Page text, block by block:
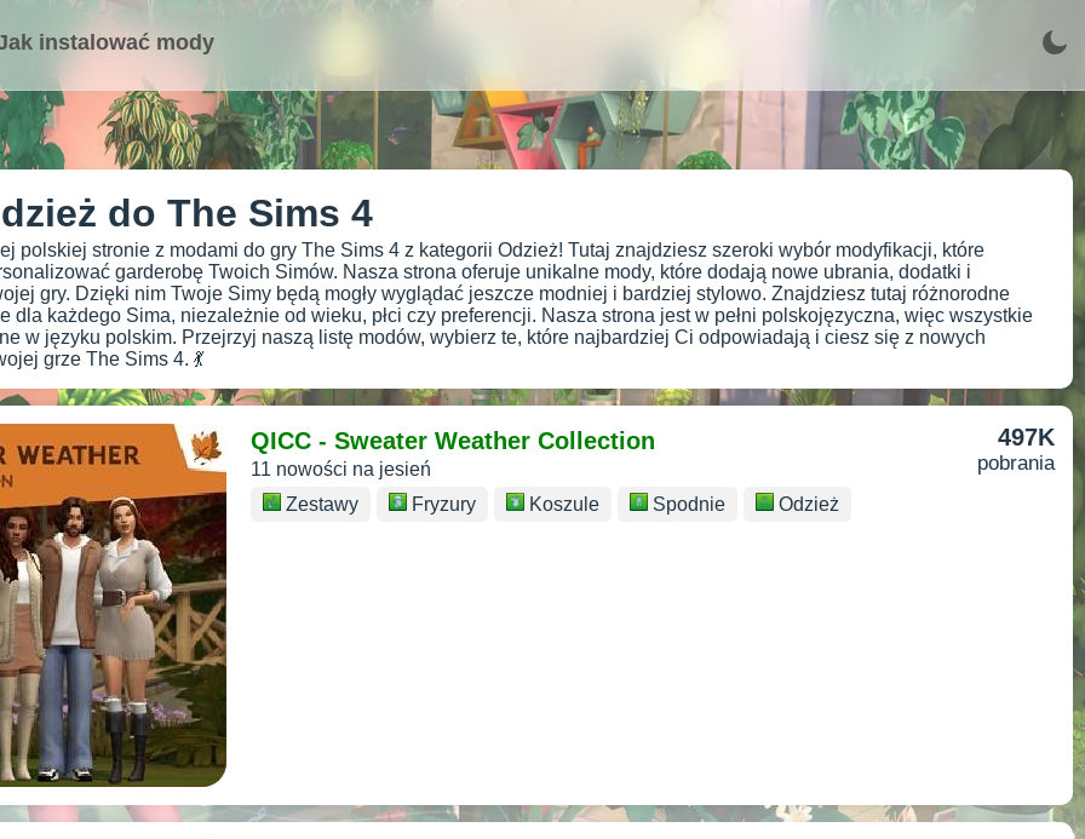
instalować mody
do The Sims 4
polskiej stronie z modami do gry The Sims 4 z kategorii Odzież! Tutaj znajdziesz szeroki wybór modyfikacji, które
garderobę Twoich Simów. Nasza strona oferuje unikalne mody, które dodają nowe ubrania, dodatki i
gry. Dzięki nim Twoje Simy będą mogły wyglądać jeszcze modniej i bardziej stylowo. Znajdziesz tutaj różnorodne
dla każdego Sima, niezależnie od wieku, płci czy preferencji. Nasza strona jest w pełni polskojęzyczna, więc wszystkie
w języku polskim. Przejrzyj naszą listę modów, wybierz te, które najbardziej Ci odpowiadają i ciesz się z nowych
grze The Sims 4. 💃
QICC - Sweater Weather Collection
11 nowości na jesień
Zestawy
Fryzury Koszule Spodnie Odzież
497K
pobrania